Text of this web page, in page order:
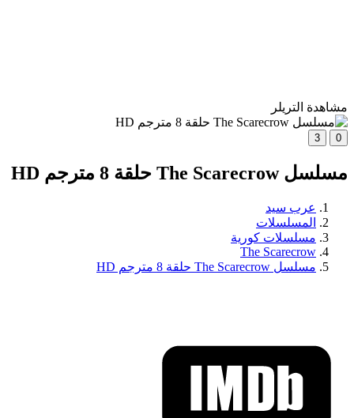
مشاهدة التريلر
0
3
مسلسل The Scarecrow حلقة 8 مترجم HD
عرب سيد
المسلسلات
مسلسلات كورية
The Scarecrow
مسلسل The Scarecrow حلقة 8 مترجم HD